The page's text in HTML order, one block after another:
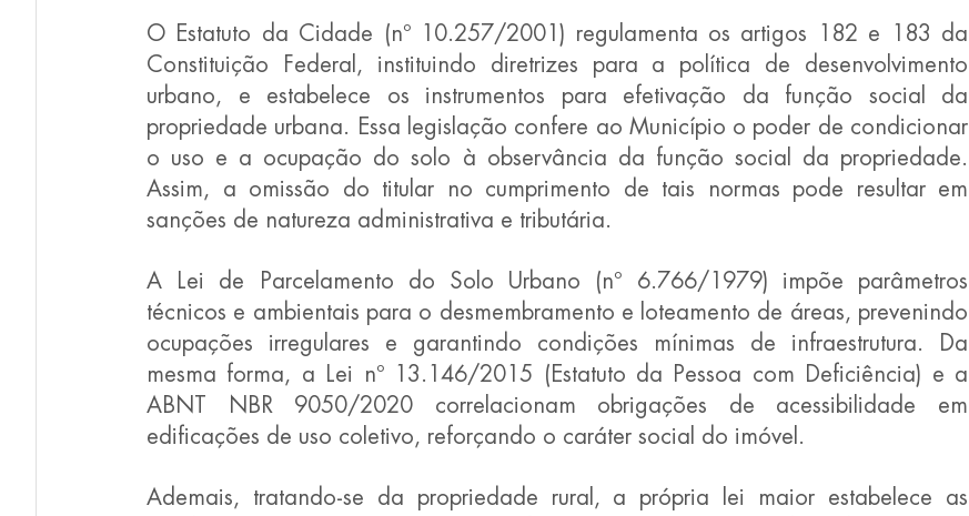
O Estatuto da Cidade (nº 10.257/2001) regulamenta os artigos 182 e 183 da
Constituição Federal, instituindo diretrizes para a política de desenvolvimento
urbano, e estabelece os instrumentos para efetivação da função social da
propriedade urbana. Essa legislação confere ao Município o poder de condicionar
o uso e a ocupação do solo à observância da função social da propriedade.
Assim, a omissão do titular no cumprimento de tais normas pode resultar em
sanções de natureza administrativa e tributária.
A Lei de Parcelamento do Solo Urbano (nº 6.766/1979) impõe parâmetros
técnicos e ambientais para o desmembramento e loteamento de áreas, prevenindo
ocupações irregulares e garantindo condições mínimas de infraestrutura. Da
mesma forma, a Lei nº 13.146/2015 (Estatuto da Pessoa com Deficiência) e a
ABNT NBR 9050/2020 correlacionam obrigações de acessibilidade em
edificações de uso coletivo, reforçando o caráter social do imóvel.
Ademais, tratando-se da propriedade rural, a própria lei maior estabelece as